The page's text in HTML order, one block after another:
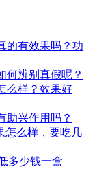
的有效果吗？功
何辨别真假呢？
么样？效果好
助兴作用吗？
怎么样，要吃几
多少钱一盒